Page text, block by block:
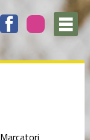
Marcatori